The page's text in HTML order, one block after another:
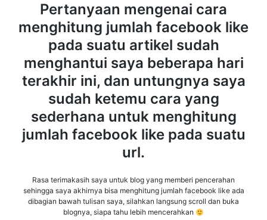
Pertanyaan mengenai cara
menghitung jumlah facebook like
pada suatu artikel sudah
menghantui saya beberapa hari
terakhir ini, dan untungnya saya
sudah ketemu cara yang
sederhana untuk menghitung
jumlah facebook like pada suatu
url.
Rasa terimakasih saya untuk blog yang memberi pencerahan
sehingga saya akhirnya bisa menghitung jumlah facebook like ada
dibagian bawah tulisan saya, silahkan langsung scroll dan buka
blognya, siapa tahu lebih mencerahkan